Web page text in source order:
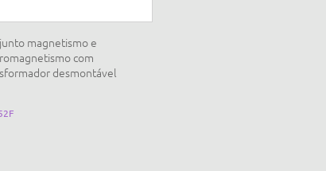
magnetismo e
com
desmontável